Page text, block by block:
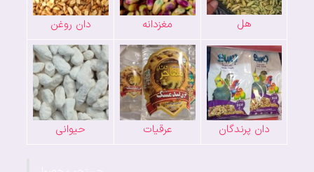
هل مغزدانه دان روغن
دان پرندگان عرقیات حیوانی